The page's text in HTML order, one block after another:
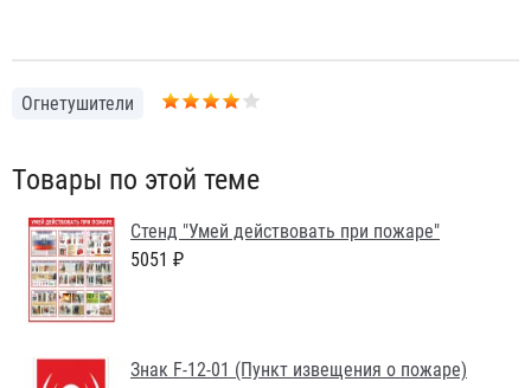
Огнетушители
Товары по этой теме
Стенд "Умей действовать при пожаре"
5051 ₽
Знак F-12-01 (Пункт извещения о пожаре)